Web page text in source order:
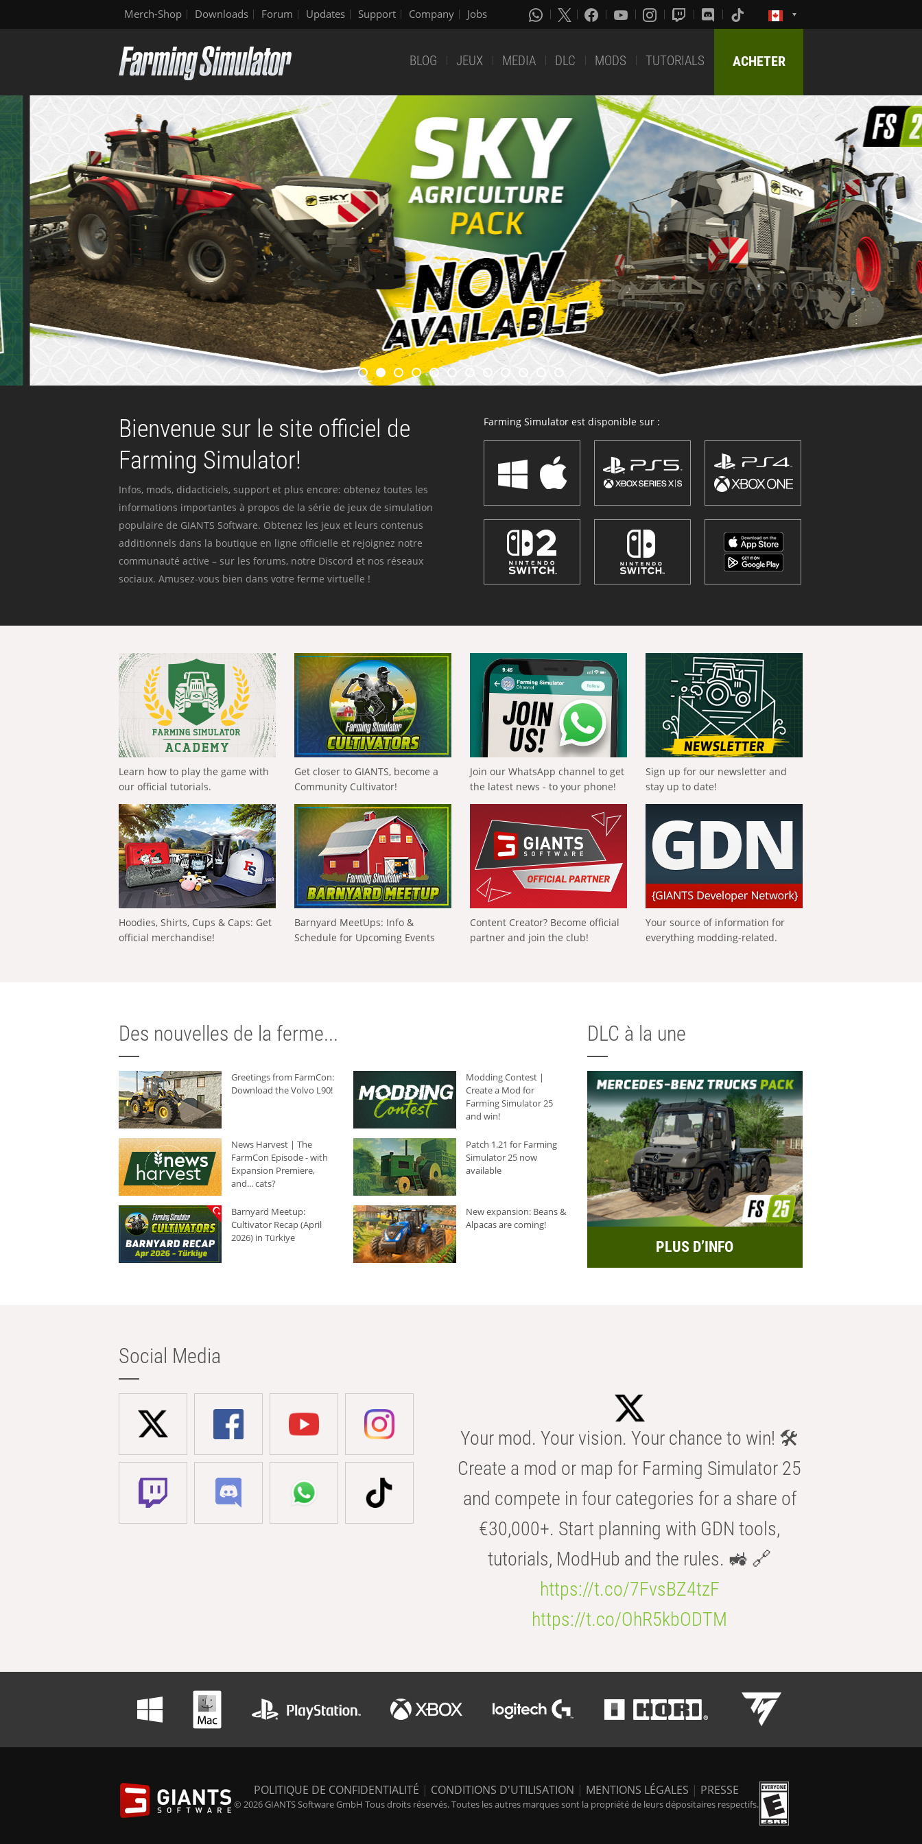
Merch-Shop Downloads Forum Updates Support Company Jobs
BLOG JEUX MEDIA DLC MODS TUTORIALS ACHETER
Bienvenue sur le site officiel de
Farming Simulator!
Infos, mods, didacticiels, support et plus encore: obtenez toutes les
informations importantes à propos de la série de jeux de simulation
populaire de GIANTS Software. Obtenez les jeux et leurs contenus
additionnels dans la boutique en ligne officielle et rejoignez notre
communauté active – sur les forums, notre Discord et nos réseaux
sociaux. Amusez-vous bien dans votre ferme virtuelle !
Farming Simulator est disponible sur :
Learn how to play the game with
our official tutorials.
Get closer to GIANTS, become a
Community Cultivator!
Join our WhatsApp channel to get
the latest news - to your phone!
Sign up for our newsletter and
stay up to date!
Hoodies, Shirts, Cups & Caps: Get
official merchandise!
Barnyard MeetUps: Info &
Schedule for Upcoming Events
Content Creator? Become official
partner and join the club!
Your source of information for
everything modding-related.
Des nouvelles de la ferme...
Greetings from FarmCon:
Download the Volvo L90!
Modding Contest |
Create a Mod for
Farming Simulator 25
and win!
News Harvest | The
FarmCon Episode - with
Expansion Premiere,
and... cats?
Patch 1.21 for Farming
Simulator 25 now
available
Barnyard Meetup:
Cultivator Recap (April
2026) in Türkiye
New expansion: Beans &
Alpacas are coming!
DLC à la une
PLUS D’INFO
Social Media
Your mod. Your vision. Your chance to win! 🛠️
Create a mod or map for Farming Simulator 25
and compete in four categories for a share of
€30,000+. Start planning with GDN tools,
tutorials, ModHub and the rules. 🚜 🔗
https://t.co/7FvsBZ4tzF
https://t.co/OhR5kbODTM
POLITIQUE DE CONFIDENTIALITÉ | CONDITIONS D'UTILISATION | MENTIONS LÉGALES | PRESSE
© 2026 GIANTS Software GmbH Tous droits réservés. Toutes les autres marques sont la propriété de leurs dépositaires respectifs.